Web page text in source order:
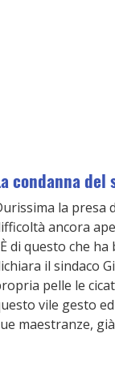
condanna
la presa
ancora
di questo che
il sindaco
pelle le
vile gesto
maestranze,